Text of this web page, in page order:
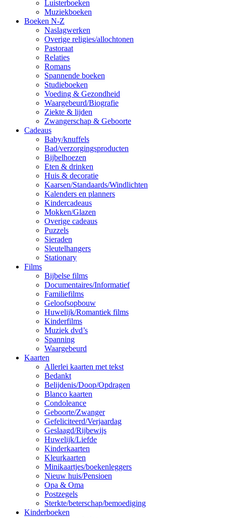
Luisterboeken
Muziekboeken
Boeken N-Z
Naslagwerken
Overige religies/allochtonen
Pastoraat
Relaties
Romans
Spannende boeken
Studieboeken
Voeding & Gezondheid
Waargebeurd/Biografie
Ziekte & lijden
Zwangerschap & Geboorte
Cadeaus
Baby/knuffels
Bad/verzorgingsproducten
Bijbelhoezen
Eten & drinken
Huis & decoratie
Kaarsen/Standaards/Windlichten
Kalenders en planners
Kindercadeaus
Mokken/Glazen
Overige cadeaus
Puzzels
Sieraden
Sleutelhangers
Stationary
Films
Bijbelse films
Documentaires/Informatief
Familiefilms
Geloofsopbouw
Huwelijk/Romantiek films
Kinderfilms
Muziek dvd’s
Spanning
Waargebeurd
Kaarten
Allerlei kaarten met tekst
Bedankt
Belijdenis/Doop/Opdragen
Blanco kaarten
Condoleance
Geboorte/Zwanger
Gefeliciteerd/Verjaardag
Geslaagd/Rijbewijs
Huwelijk/Liefde
Kinderkaarten
Kleurkaarten
Minikaartjes/boekenleggers
Nieuw huis/Pensioen
Opa & Oma
Postzegels
Sterkte/beterschap/bemoediging
Kinderboeken